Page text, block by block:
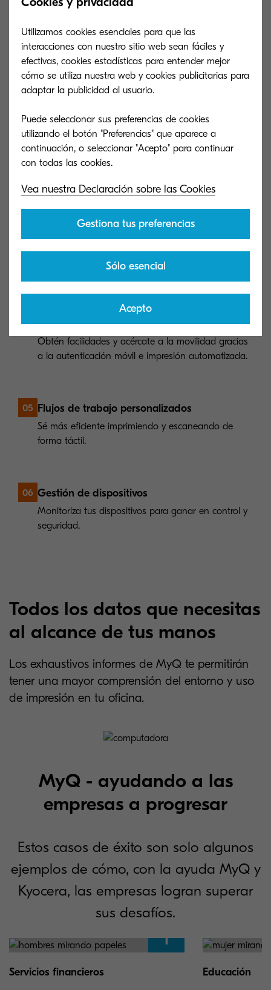
Contabilidad e informes
Tus informes con análisis del consumo de la
impresión identifican las áreas potenciales para el
ajuste de costos.
02 Autenticación
Tus documentos de valor se mantendrán seguros
Liberación segura de trabajos
Imprime tus trabajos cuando quieras y desde
el primero en verlos.
04 Impresión móvil
Obtén facilidades y acércate a la movilidad gracias
a la autenticación móvil e impresión automatizada.
05 Flujos de trabajo personalizados
Sé más eficiente imprimiendo y escaneando de
forma táctil.
06 Gestión de dispositivos
Monitoriza tus dispositivos para ganar en control y
seguridad.
Todos los datos que necesitas
al alcance de tus manos
Los exhaustivos informes de MyQ te permitirán
tener una mayor comprensión del entorno y uso
de impresión en tu oficina.
MyQ - ayudando a las
empresas a progresar
Estos casos de éxito son solo algunos
ejemplos de cómo, con la ayuda MyQ y
Kyocera, las empresas logran superar
sus desafíos.
Servicios financieros Educación
Utilizamos cookies esenciales para que las
interacciones con nuestro sitio web sean fáciles y
efectivas, cookies estadísticas para entender mejor
cómo se utiliza nuestra web y cookies publicitarias para
adaptar la publicidad al usuario.
Puede seleccionar sus preferencias de cookies
utilizando el botón "Preferencias" que aparece a
continuación, o seleccionar "Acepto" para continuar
Vea nuestra Declaración sobre las Cookies
Gestiona tus preferencias
Sólo esencial
Acepto